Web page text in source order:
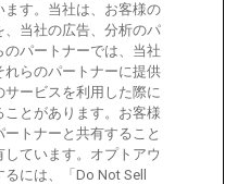
ンタルバイク
す。当社は、お客様の
当社の広告、分析のパ
パートナーでは、当社
らのパートナーに提供
サービスを利用した際に
とがあります。お客様
トナーと共有すること
ています。オプトアウ
には、「Do Not Sell